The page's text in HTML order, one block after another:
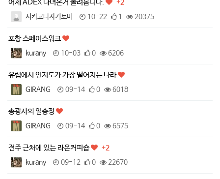
어제 ADEX 다녀온거 올려봅니다.
+2
시카고타자기토미
10-22 1 20375
포항 스페이스워크
kurany 10-03 0 6206
유럽에서 인지도가 가장 떨어지는 나라
GIRANG 09-14 0 6018
송광사의 일송정
GIRANG 09-14 0 6575
전주 근처에 있는 라온커피숍
+2
kurany
09-12 0 22670